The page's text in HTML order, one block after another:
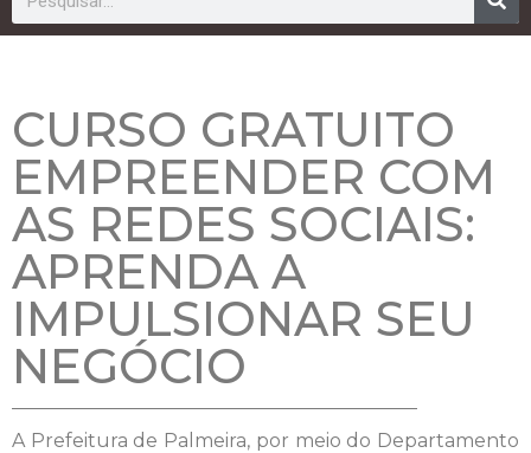
CURSO GRATUITO
EMPREENDER COM
AS REDES SOCIAIS:
APRENDA A
IMPULSIONAR SEU
NEGÓCIO
A Prefeitura de Palmeira, por meio do Departamento